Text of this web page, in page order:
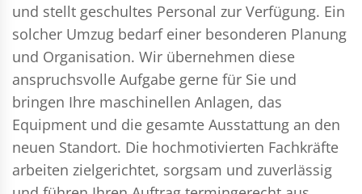
und stellt geschultes Personal zur Verfügung. Ein
solcher Umzug bedarf einer besonderen Planung
und Organisation. Wir übernehmen diese
anspruchsvolle Aufgabe gerne für Sie und
bringen Ihre maschinellen Anlagen, das
Equipment und die gesamte Ausstattung an den
neuen Standort. Die hochmotivierten Fachkräfte
arbeiten zielgerichtet, sorgsam und zuverlässig